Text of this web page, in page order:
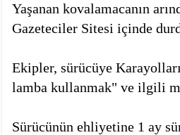
Yaşanan kovalamacanın
Gazeteciler Sitesi içinde
Ekipler, sürücüye
lamba kullanmak" ve ilgili
Sürücünün ehliyetine 1 ay